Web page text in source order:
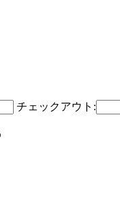
チェックアウト: